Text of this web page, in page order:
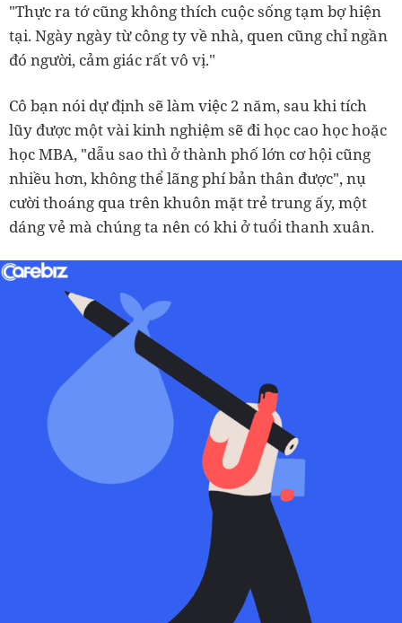
"Thực ra tớ cũng không thích cuộc sống tạm bợ hiện
tại. Ngày ngày từ công ty về nhà, quen cũng chỉ ngần
đó người, cảm giác rất vô vị."
Cô bạn nói dự định sẽ làm việc 2 năm, sau khi tích
lũy được một vài kinh nghiệm sẽ đi học cao học hoặc
học MBA, "dẫu sao thì ở thành phố lớn cơ hội cũng
nhiều hơn, không thể lãng phí bản thân được", nụ
cười thoáng qua trên khuôn mặt trẻ trung ấy, một
dáng vẻ mà chúng ta nên có khi ở tuổi thanh xuân.